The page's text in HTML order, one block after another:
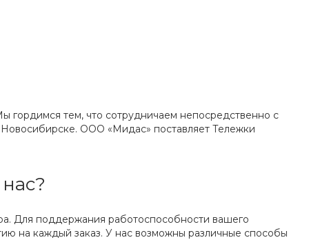
гордимся тем, что сотрудничаем непосредственно с
ООО «Мидас» поставляет Тележки
Для поддержания работоспособности вашего
на каждый заказ. У нас возможны различные способы